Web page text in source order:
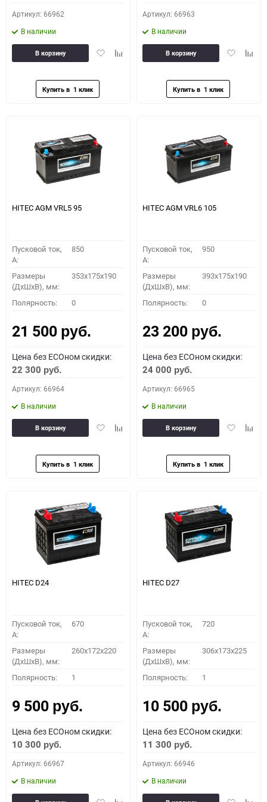
Артикул: 66962
В наличии
ДобавитьДобавить
В корзину
Артикул: 66963
В наличии
Добавить
В корзину
HITEC AGM VRL5 95
Пусковой ток,
A:
850
Размеры
(ДхШхВ), мм:
353x175x190
Полярность: 0
21 500 руб.
Цена без ECOном скидки:
22 300 руб.
Артикул: 66964
В наличии
ДобавитьДобавить
В корзину
HITEC AGM VRL6 105
Пусковой ток,
A:
950
Размеры
(ДхШхВ), мм:
393x175x190
Полярность: 0
23 200 руб.
Цена без ECOном скидки:
24 000 руб.
Артикул: 66965
В наличии
Добавить
В корзину
HITEC D24
Пусковой ток,
A:
670
Размеры
(ДхШхВ), мм:
260x172x220
Полярность: 1
9 500 руб.
Цена без ECOном скидки:
10 300 руб.
Артикул: 66967
В наличии
HITEC D27
Пусковой ток,
A:
720
Размеры
(ДхШхВ), мм:
306x173x225
Полярность: 1
10 500 руб.
Цена без ECOном скидки:
11 300 руб.
Артикул: 66946
В наличии